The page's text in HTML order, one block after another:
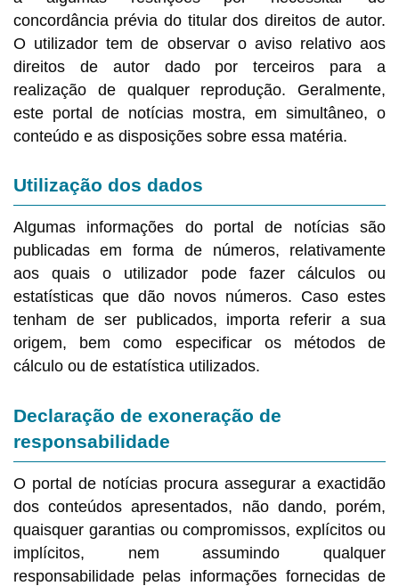
concordância prévia do titular dos direitos de autor.
O utilizador tem de observar o aviso relativo aos
direitos de autor dado por terceiros para a
realização de qualquer reprodução. Geralmente,
este portal de notícias mostra, em simultâneo, o
conteúdo e as disposições sobre essa matéria.
Utilização dos dados
Algumas informações do portal de notícias são
publicadas em forma de números, relativamente
aos quais o utilizador pode fazer cálculos ou
estatísticas que dão novos números. Caso estes
tenham de ser publicados, importa referir a sua
origem, bem como especificar os métodos de
cálculo ou de estatística utilizados.
Declaração de exoneração de
responsabilidade
O portal de notícias procura assegurar a exactidão
dos conteúdos apresentados, não dando, porém,
quaisquer garantias ou compromissos, explícitos ou
implícitos, nem assumindo qualquer
responsabilidade pelas informações fornecidas de